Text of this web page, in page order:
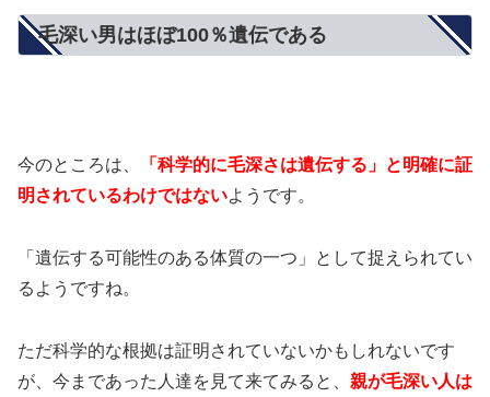
毛深い男はほぼ100％遺伝である
今のところは、
「科学的に毛深さは遺伝する」と明確に証
明されているわけではないようです。
「遺伝する可能性のある体質の一つ」として捉えられてい
るようですね。
ただ科学的な根拠は証明されていないかもしれないです
が、今まであった人達を見て来てみると、 親が毛深い人は